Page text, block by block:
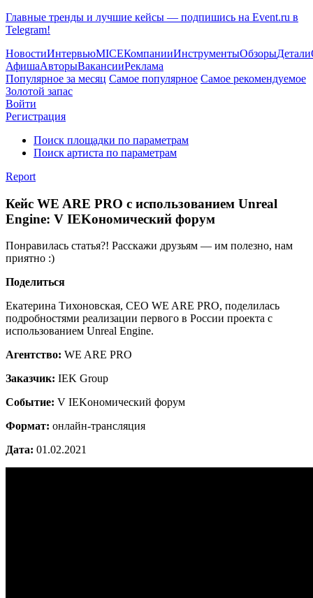
Главные тренды и лучшие кейсы — подпишись на Event.ru в
Telegram!
НовостиИнтервьюMICEКомпанииИнструментыОбзорыДетали
АфишаАвторыВакансииРеклама
Популярное за месяц Самое популярное Самое рекомендуемое
Золотой запас
Войти
Регистрация
Поиск площадки по параметрам
Поиск артиста по параметрам
Report
Кейс WE ARE PRO с использованием Unreal
Engine: V IEKономический форум
Понравилась статья?! Расскажи друзьям — им полезно, нам
приятно :)
Поделиться
Екатерина Тихоновская, CEO WE ARE PRO, поделилась
подробностями реализации первого в России проекта с
использованием Unreal Engine.
Агентство: WE ARE PRO
Заказчик: IEK Group
Событие: V IEKономический форум
Формат: онлайн-трансляция
Дата: 01.02.2021